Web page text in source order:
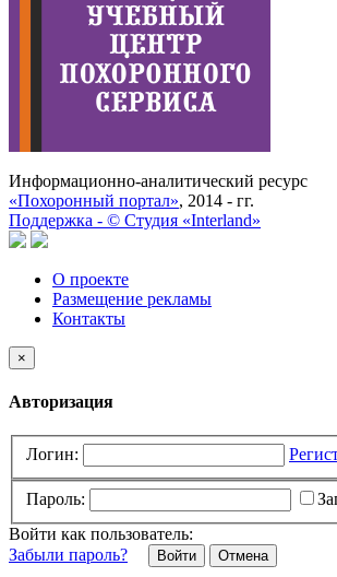
Информационно-аналитический ресурс
«Похоронный портал», 2014 - гг.
Поддержка - © Cтудия «Interland»
О проекте
Размещение рекламы
Контакты
×
Авторизация
Логин:
Пароль:
Войти как пользователь:
Забыли пароль?
Отмена